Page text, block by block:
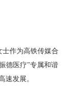
作为高铁传媒合
德医疗”专属和谐
速发展。